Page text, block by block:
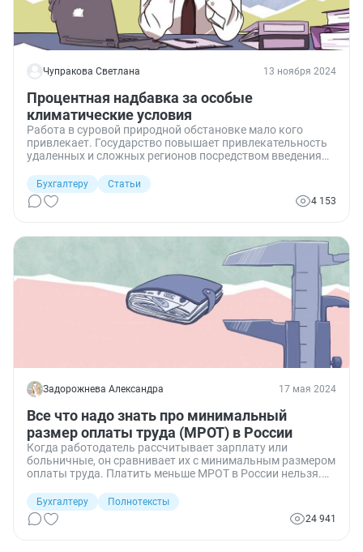
Чупракова Светлана 13 ноября 2024
Процентная надбавка за особые
климатические условия
Работа в суровой природной обстановке мало кого
привлекает. Государство повышает привлекательность
удаленных и сложных регионов посредством введения
Бухгалтеру
Статьи
4 153
Задорожнева Александра 17 мая 2024
Все что надо знать про минимальный
размер оплаты труда (МРОТ) в России
Когда работодатель рассчитывает зарплату или
больничные, он сравнивает их с минимальным размером
оплаты труда. Платить меньше МРОТ в России нельзя.
вопросами по минимальной оплате труда.
Бухгалтеру
Полнотексты
24 941